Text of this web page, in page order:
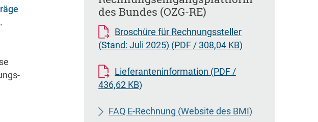
des Bundes (OZG-RE)
Broschüre für Rechnungssteller
(Stand: Juli 2025) (PDF / 308,04 KB)
Lieferanteninformation (PDF /
436,62 KB)
FAQ E-Rechnung (Website des BMI)